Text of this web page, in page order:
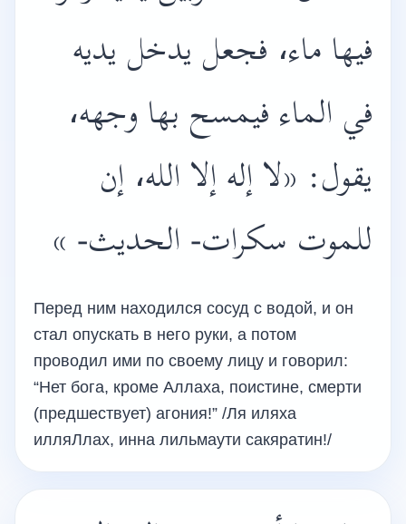
فيها ماء، فجعل يدخل يديه
في الماء فيمسح بها وجهه،
يقول: «لا إله إلا الله، إن
للموت سكرات- الحديث- »
Перед ним находился сосуд с водой, и он
стал опускать в него руки, а потом
проводил ими по своему лицу и говорил:
“Нет бога, кроме Аллаха, поистине, смерти
(предшествует) агония!” /Ля иляха
илляЛлах, инна лильмаути сакяратин!/